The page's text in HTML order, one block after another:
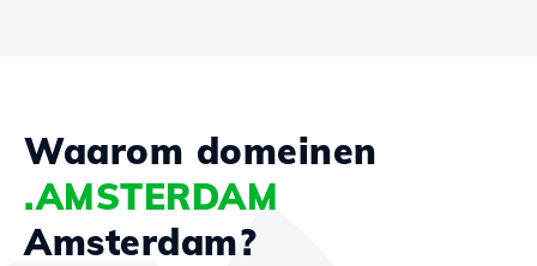
Waarom domeinen
.AMSTERDAM
Amsterdam?